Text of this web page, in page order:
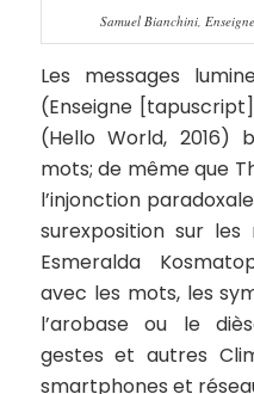
Samuel Bianchini,
Les messages
(Enseigne
(Hello World, 2016)
mots; de même que
l’injonction
surexposition sur les
Esmeralda
avec les mots, les
l’arobase ou le
gestes et autres
smartphones et